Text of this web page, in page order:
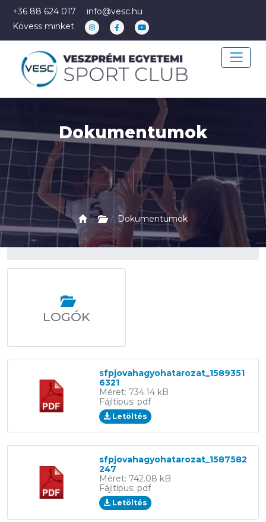
+36 88 624 017
info@vesc.hu
Kövess minket
Dokumentumok
Dokumentumok
LOGÓK
sfpjovahagyohatarozat_1589351
6321
Méret: 734.14 kB
Fájltípus: pdf
Letöltés
sfpjovahagyohatarozat_1587582
247
Méret: 742.08 kB
Fájltípus: pdf
Letöltés